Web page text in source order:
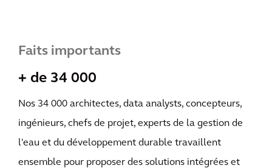
Faits importants
+ de 34 000
Nos 34 000 architectes, data analysts, concepteurs,
ingénieurs, chefs de projet, experts de la gestion de
l'eau et du développement durable travaillent
ensemble pour proposer des solutions intégrées et